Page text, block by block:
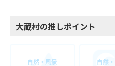
大蔵村の推しポイント
自然・風景 自然